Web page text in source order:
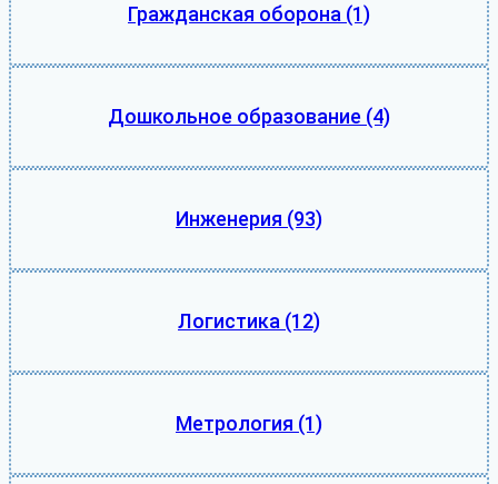
Гражданская оборона (1)
Дошкольное образование (4)
Инженерия (93)
Логистика (12)
Метрология (1)